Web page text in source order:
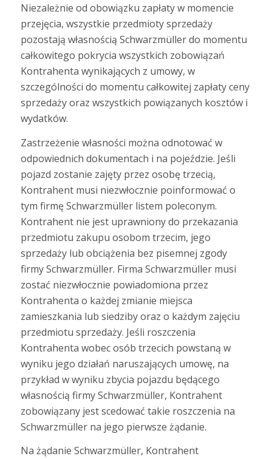
Niezależnie od obowiązku zapłaty w momencie
przejęcia, wszystkie przedmioty sprzedaży
pozostają własnością Schwarzmüller do momentu
całkowitego pokrycia wszystkich zobowiązań
Kontrahenta wynikających z umowy, w
szczególności do momentu całkowitej zapłaty ceny
sprzedaży oraz wszystkich powiązanych kosztów i
wydatków.
Zastrzeżenie własności można odnotować w
odpowiednich dokumentach i na pojeździe. Jeśli
pojazd zostanie zajęty przez osobę trzecią,
Kontrahent musi niezwłocznie poinformować o
tym firmę Schwarzmüller listem poleconym.
Kontrahent nie jest uprawniony do przekazania
przedmiotu zakupu osobom trzecim, jego
sprzedaży lub obciążenia bez pisemnej zgody
firmy Schwarzmüller. Firma Schwarzmüller musi
zostać niezwłocznie powiadomiona przez
Kontrahenta o każdej zmianie miejsca
zamieszkania lub siedziby oraz o każdym zajęciu
przedmiotu sprzedaży. Jeśli roszczenia
Kontrahenta wobec osób trzecich powstaną w
wyniku jego działań naruszających umowę, na
przykład w wyniku zbycia pojazdu będącego
własnością firmy Schwarzmüller, Kontrahent
zobowiązany jest scedować takie roszczenia na
Schwarzmüller na jego pierwsze żądanie.
Na żądanie Schwarzmüller, Kontrahent